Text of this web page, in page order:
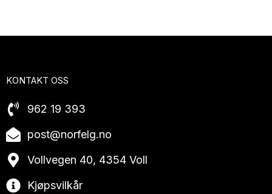
KONTAKT OSS
962 19 393
post@norfelg.no
Vollvegen 40, 4354 Voll
Kjøpsvilkår